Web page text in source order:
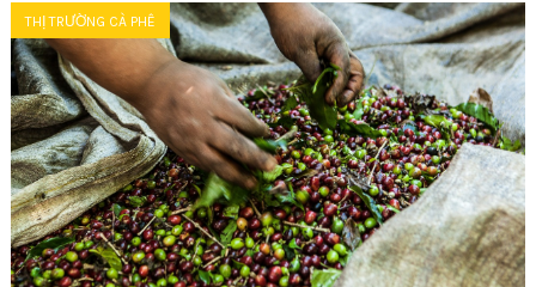
THỊ TRƯỜNG CÀ PHÊ